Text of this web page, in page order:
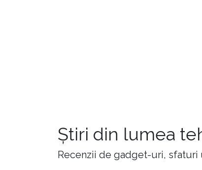
Știri din lumea
Recenzii de gadget-uri,